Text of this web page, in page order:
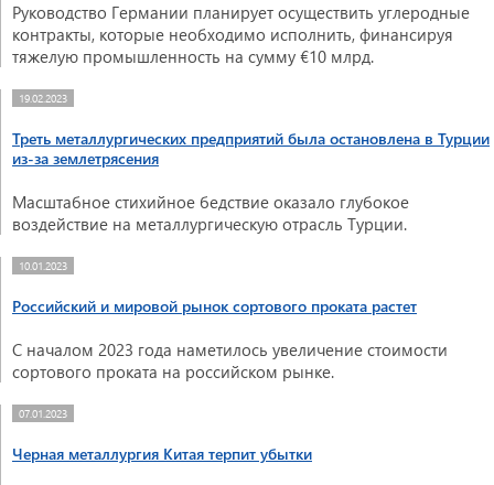
Руководство Германии планирует осуществить углеродные
контракты, которые необходимо исполнить, финансируя
тяжелую промышленность на сумму €10 млрд.
19.02.2023
Треть металлургических предприятий была остановлена в Турции
из-за землетрясения
Масштабное стихийное бедствие оказало глубокое
воздействие на металлургическую отрасль Турции.
10.01.2023
Российский и мировой рынок сортового проката растет
С началом 2023 года наметилось увеличение стоимости
сортового проката на российском рынке.
07.01.2023
Черная металлургия Китая терпит убытки